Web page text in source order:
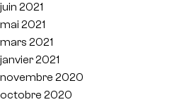
juin 2021
mai 2021
mars 2021
janvier 2021
novembre 2020
octobre 2020